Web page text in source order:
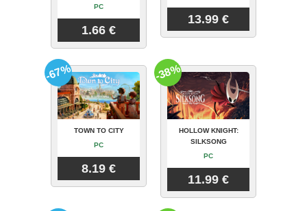
PC
1.66 €
13.99 €
TOWN TO CITY
PC
8.19 €
-67%
HOLLOW KNIGHT:
SILKSONG
PC
11.99 €
-38%